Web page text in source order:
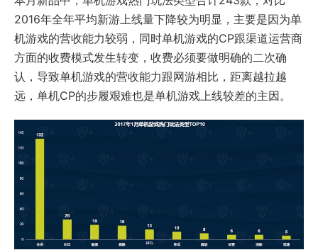
2016年全年平均新游上线量下降较为明显，主要是因为单
机游戏的营收能力较弱，同时单机游戏的CP跟渠道运营商
方面的收费模式发生转变，收费必须要做明确的二次确
认，导致单机游戏的营收能力跟网游相比，距离越拉越
远，单机CP的步履艰难也是单机游戏上线较差的主因。